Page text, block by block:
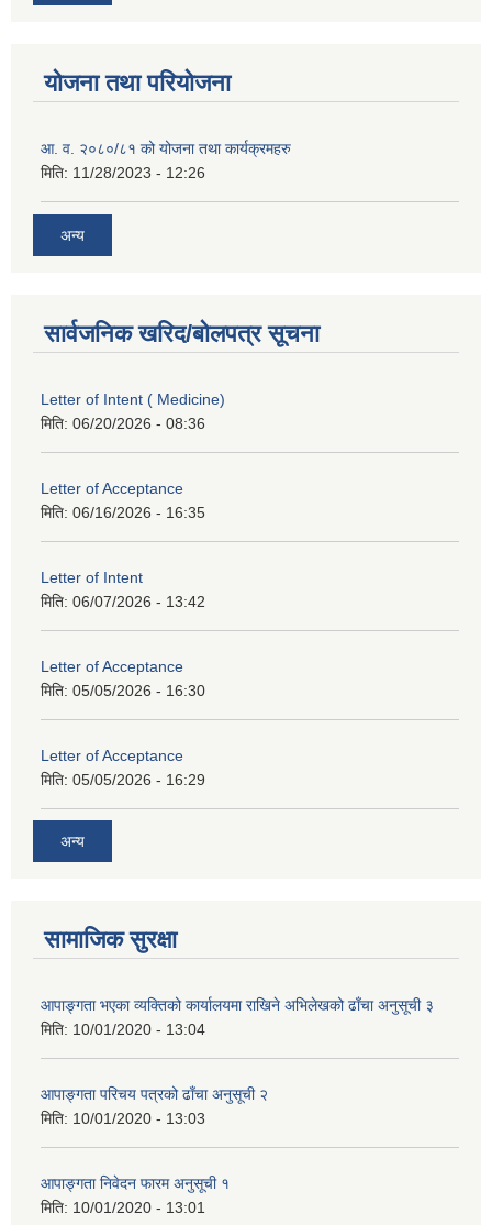
योजना तथा परियोजना
आ. व. २०८०/८१ को योजना तथा कार्यक्रमहरु
मिति: 11/28/2023 - 12:26
अन्य
सार्वजनिक खरिद/बोलपत्र सूचना
Letter of Intent ( Medicine)
मिति: 06/20/2026 - 08:36
Letter of Acceptance
मिति: 06/16/2026 - 16:35
Letter of Intent
मिति: 06/07/2026 - 13:42
Letter of Acceptance
मिति: 05/05/2026 - 16:30
Letter of Acceptance
मिति: 05/05/2026 - 16:29
अन्य
सामाजिक सुरक्षा
आपाङ्गता भएका व्यक्तिको कार्यालयमा राखिने अभिलेखको ढाँचा अनुसूची ३
मिति: 10/01/2020 - 13:04
आपाङ्गता परिचय पत्रको ढाँचा अनुसूची २
मिति: 10/01/2020 - 13:03
आपाङ्गता निवेदन फारम अनुसूची १
मिति: 10/01/2020 - 13:01